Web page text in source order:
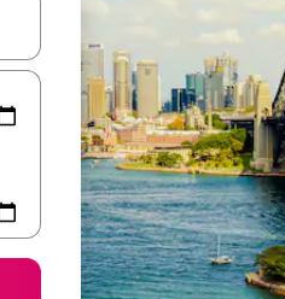
keuze met je de